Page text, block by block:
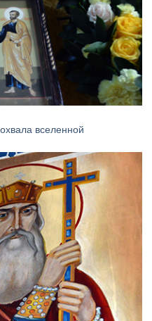
вселенной